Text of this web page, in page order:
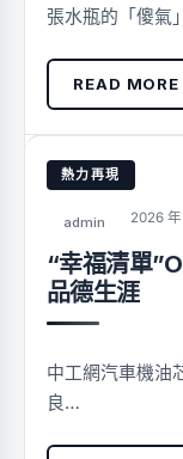
張水瓶的「傻氣
READ MORE
熱力再現
admin 2026
“幸福清單
品德生涯
中工網汽車機油
良…